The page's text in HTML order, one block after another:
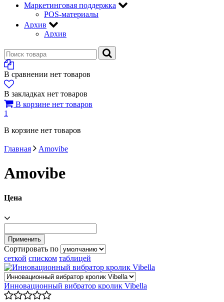
Маркетинговая поддержка
POS-материалы
Архив
Архив
В сравнении нет товаров
В закладках нет товаров
В корзине нет товаров
1
В корзине нет товаров
Главная Amovibe
Amovibe
Цена
Сортировать по
сеткой списком таблицей
Инновационный вибратор кролик Vibella